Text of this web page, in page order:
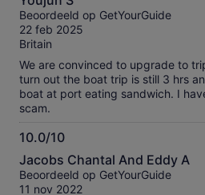
onze
geverifieerde
beoordelingen
van
10
Beoordeeld op GetYourGuide
22 feb 2025
Britain
We are convinced to upgrade to
turn out the boat trip is still 3 hrs
boat at port eating sandwich. I
scam.
10.0/10
10.0
van
10
Jacobs Chantal And Eddy A
Beoordeeld op GetYourGuide
11 nov 2022